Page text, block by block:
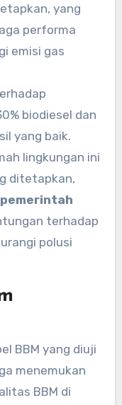
yang
performa
emisi gas
biodiesel dan
yang baik.
lingkungan ini
ditetapkan,
terhadap
polusi
BBM yang diuji
menemukan
BBM di